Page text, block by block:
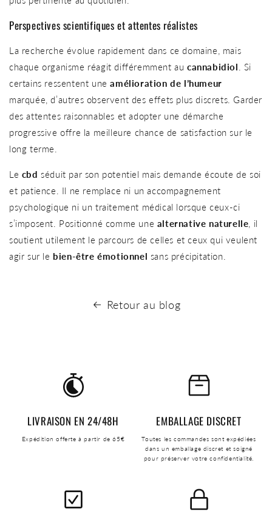
Perspectives scientifiques et attentes réalistes
La recherche évolue rapidement dans ce domaine, mais
chaque organisme réagit différemment aucannabidiol . Si
certains ressentent uneamélioration de l’humeur
marquée, d’autres observent des effets plus discrets. Garder
des attentes raisonnables et adopter une démarche
progressive offre la meilleure chance de satisfaction sur le
long terme.
Le cbd séduit par son potentiel mais demande écoute de soi
et patience. Il ne remplace ni un accompagnement
psychologique ni un traitement médical lorsque ceux-ci
s’imposent. Positionné comme une alternative naturelle , il
soutient utilement le parcours de celles et ceux qui veulent
agir sur le bien-être émotionnel sans précipitation.
Retour au blog
LIVRAISON EN 24/48H
Expédition offerte à partir de 65€
EMBALLAGE DISCRET
Toutes les commandes sont expédiées
dans un emballage discret et soigné
pour préserver votre confidentialité.